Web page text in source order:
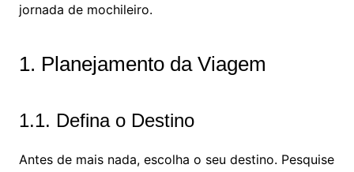
jornada de mochileiro.
1. Planejamento da Viagem
1.1. Defina o Destino
Antes de mais nada, escolha o seu destino. Pesquise